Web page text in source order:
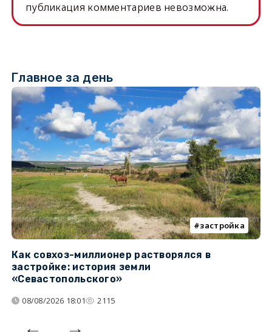
публикация комментариев невозможна.
Главное за день
застройка
Как совхоз-миллионер растворялся в
застройке: история земли
«Севастопольского»
08/08/2026 18:01 2115